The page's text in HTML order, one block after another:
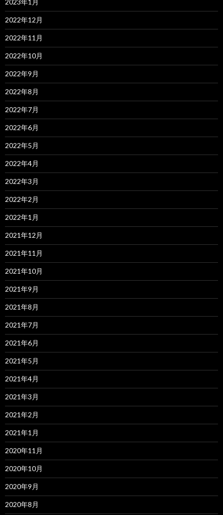
2023年1月
2022年12月
2022年11月
2022年10月
2022年9月
2022年8月
2022年7月
2022年6月
2022年5月
2022年4月
2022年3月
2022年2月
2022年1月
2021年12月
2021年11月
2021年10月
2021年9月
2021年8月
2021年7月
2021年6月
2021年5月
2021年4月
2021年3月
2021年2月
2021年1月
2020年11月
2020年10月
2020年9月
2020年8月